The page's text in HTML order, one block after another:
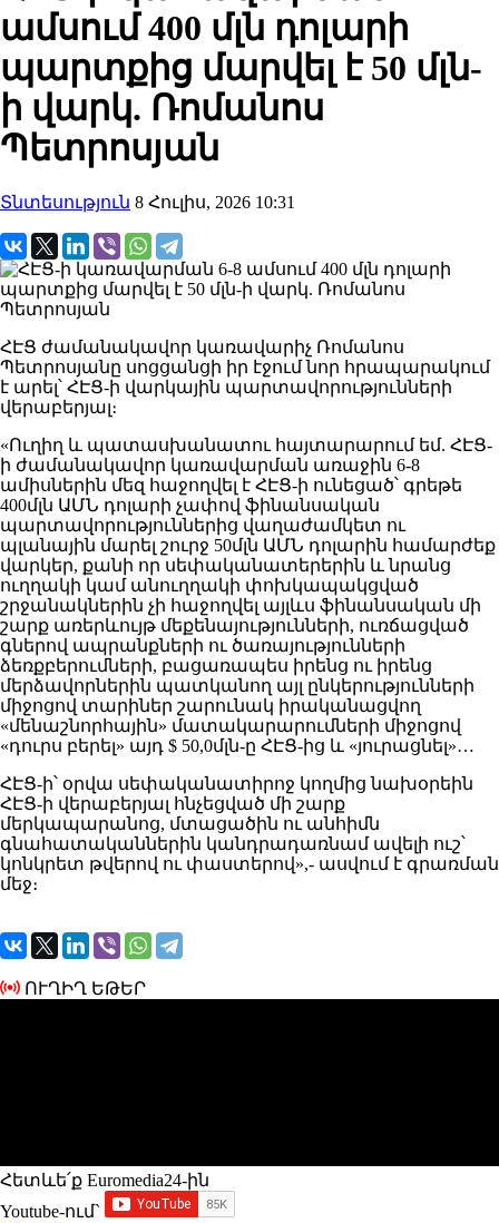
ամսում 400 մլն դոլարի
պարտքից մարվել է 50 մլն-
ի վարկ. Ռոմանոս
Պետրոսյան
Տնտեսություն 8 Հուլիս, 2026 10:31
ՀԷՑ ժամանակավոր կառավարիչ Ռոմանոս
Պետրոսյանը սոցցանցի իր էջում նոր հրապարակում
է արել՝ ՀԷՑ-ի վարկային պարտավորությունների
վերաբերյալ։
«Ուղիղ և պատասխանատու հայտարարում եմ. ՀԷՑ-
ի ժամանակավոր կառավարման առաջին 6-8
ամիսներին մեզ հաջողվել է ՀԷՑ-ի ունեցած՝ գրեթե
400մլն ԱՄՆ դոլարի չափով ֆինանսական
պարտավորություններից վաղաժամկետ ու
պլանային մարել շուրջ 50մլն ԱՄՆ դոլարին համարժեք
վարկեր, քանի որ սեփականատերերին և նրանց
ուղղակի կամ անուղղակի փոխկապակցված
շրջանակներին չի հաջողվել այլևս ֆինանսական մի
շարք առերևույթ մեքենայությունների, ուռճացված
գներով ապրանքների ու ծառայությունների
ձեռքբերումների, բացառապես իրենց ու իրենց
մերձավորներին պատկանող այլ ընկերությունների
միջոցով տարիներ շարունակ իրականացվող
«մենաշնորհային» մատակարարումների միջոցով
«դուրս բերել» այդ $ 50,0մլն-ը ՀԷՑ-ից և «յուրացնել»…
ՀԷՑ-ի՝ օրվա սեփականատիրոջ կողմից նախօրեին
ՀԷՑ-ի վերաբերյալ հնչեցված մի շարք
մերկապարանոց, մտացածին ու անհիմն
գնահատականներին կանդրադառնամ ավելի ուշ՝
կոնկրետ թվերով ու փաստերով»,- ասվում է գրառման
մեջ։
ՈՒՂԻՂ ԵԹԵՐ
Հետևե՛ք Euromedia24-ին
Youtube-ում`